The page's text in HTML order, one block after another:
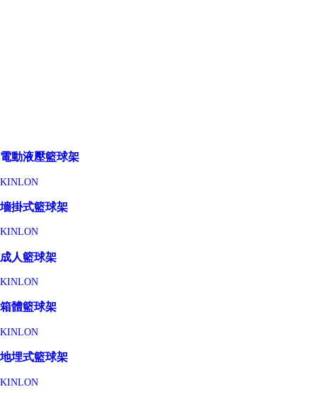
電動液壓籃球架
KINLON
墻掛式籃球架
KINLON
成人籃球架
KINLON
箱體籃球架
KINLON
地埋式籃球架
KINLON